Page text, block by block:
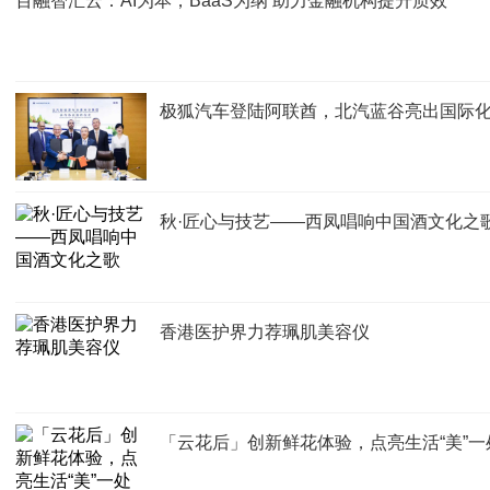
极狐汽车登陆阿联酋，北汽蓝谷亮出国际
秋·匠心与技艺——西凤唱响中国酒文化之
香港医护界力荐珮肌美容仪
「云花后」创新鲜花体验，点亮生活“美”一